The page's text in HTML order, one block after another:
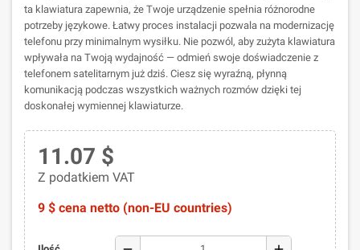
ta klawiatura zapewnia, że Twoje urządzenie spełnia różnorodne
potrzeby językowe. Łatwy proces instalacji pozwala na modernizację
telefonu przy minimalnym wysiłku. Nie pozwól, aby zużyta klawiatura
wpływała na Twoją wydajność — odmień swoje doświadczenie z
telefonem satelitarnym już dziś. Ciesz się wyraźną, płynną
komunikacją podczas wszystkich ważnych rozmów dzięki tej
doskonałej wymiennej klawiaturze.
11.07 $
Z podatkiem VAT
9 $ cena netto (non-EU countries)